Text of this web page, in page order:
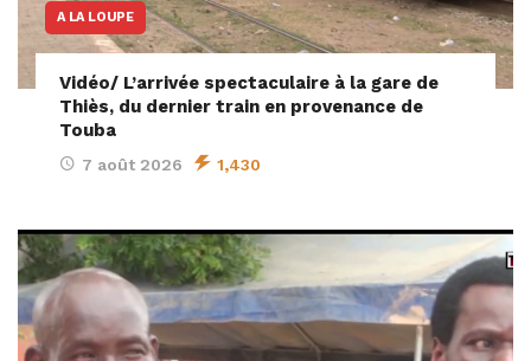
A LA LOUPE
Vidéo/ L’arrivée spectaculaire à la gare de
Thiès, du dernier train en provenance de
Touba
7 août 2026 1,430